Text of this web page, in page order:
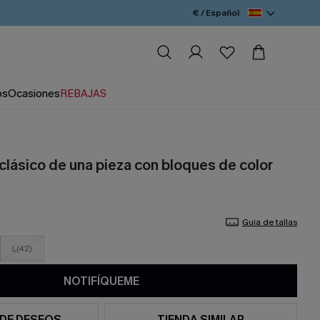
€ / Español
OcasionesREBAJAS
de una pieza con bloques de color
Guía de tallas
L(42)
NOTIFÍQUEME